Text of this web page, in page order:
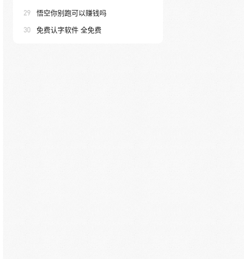
29 悟空你别跑可以赚钱吗
30 免费认字软件 全免费